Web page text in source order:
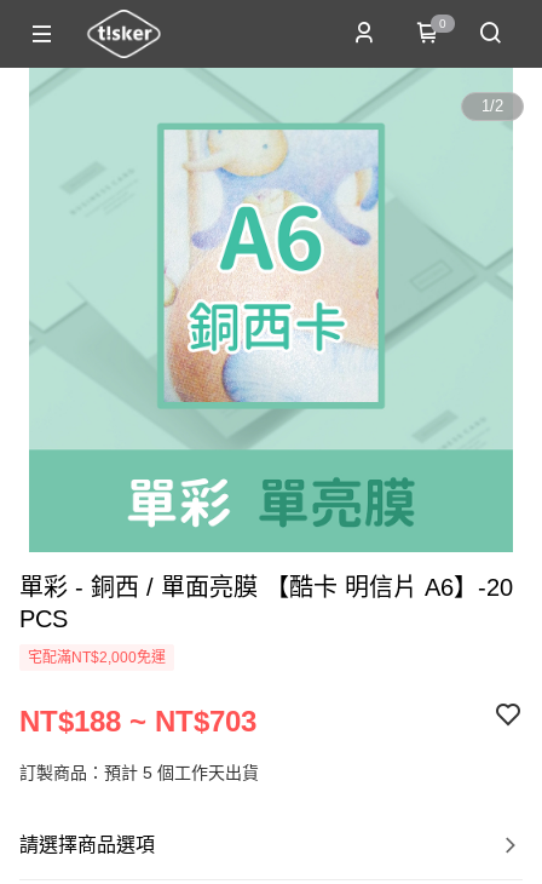
0
1/2
單彩 - 銅西 / 單面亮膜 【酷卡 明信片 A6】-20
PCS
宅配滿NT$2,000免運
NT$188 ~ NT$703
訂製商品：預計 5 個工作天出貨
請選擇商品選項